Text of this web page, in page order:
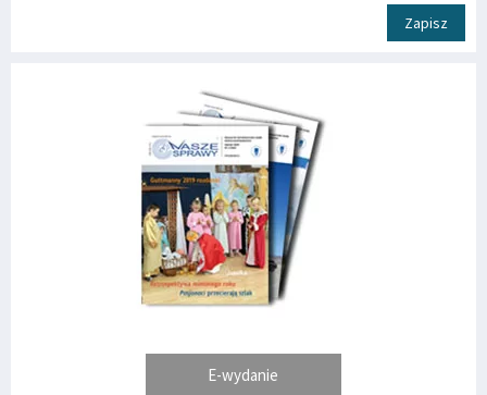
Zapisz
E-wydanie